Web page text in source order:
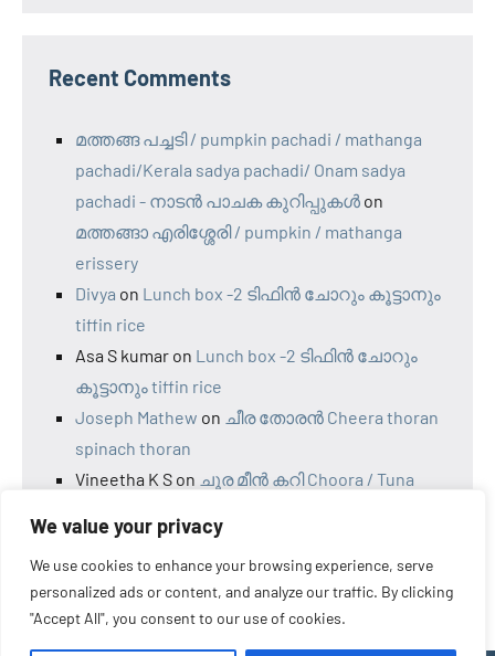
We value your privacy
We use cookies to enhance your browsing experience, serve
personalized ads or content, and analyze our traffic. By clicking
"Accept All", you consent to our use of cookies.
Recent Comments
മത്തങ്ങ പച്ചടി / pumpkin pachadi / mathanga
pachadi/Kerala sadya pachadi/ Onam sadya
pachadi - നാടന്‍ പാചക കുറിപ്പുകള്‍ on
മത്തങ്ങാ എരിശ്ശേരി / pumpkin / mathanga
erissery
Divya on Lunch box -2 ടിഫിൻ ചോറും കൂട്ടാനും
tiffin rice
Asa S kumar on Lunch box -2 ടിഫിൻ ചോറും
കൂട്ടാനും tiffin rice
Joseph Mathew on ചീര തോരൻ Cheera thoran
spinach thoran
Vineetha K S on ചൂര മീന്‍ കറി Choora / Tuna